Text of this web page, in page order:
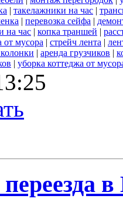
| такелажники на час |
| перевозка сейфа |
на час | копка траншей |
от мусора | стрейч лента |
| аренда грузчиков |
| уборка коттеджа от